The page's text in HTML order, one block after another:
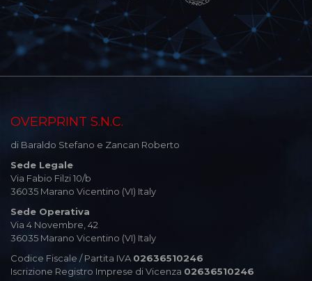
OVERPRINT S.N.C.
di Baraldo Stefano e Zancan Roberto
Sede Legale
Via Fabio Filzi 10/b
36035 Marano Vicentino (VI) Italy
Sede Operativa
Via 4 Novembre, 42
36035 Marano Vicentino (VI) Italy
Codice Fiscale / Partita IVA 02636510246
Iscrizione Registro Imprese di Vicenza 02636510246